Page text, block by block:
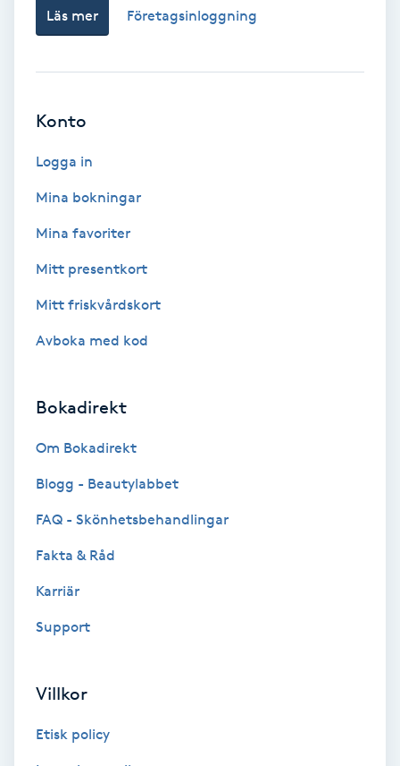
Hot Stone Massage
Hudföryngring
Hudvård
Hyaluronsyra
Hyperhidros
Hårbottenbehandling
Hårvård
Hälsa
Hälsprickor
Läs mer Företagsinloggning
Konto
Logga in
Mina bokningar
Mina favoriter
Mitt presentkort
Mitt friskvårdskort
Avboka med kod
Bokadirekt
Om Bokadirekt
Blogg - Beautylabbet
FAQ - Skönhetsbehandlingar
Fakta & Råd
Karriär
Support
Villkor
Etisk policy